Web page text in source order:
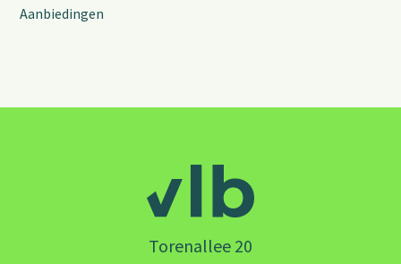
Aanbiedingen
Torenallee 20